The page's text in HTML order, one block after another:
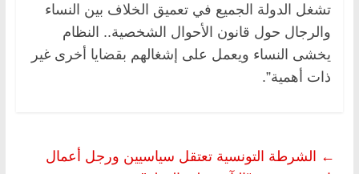
تشغل الدولة الجميع في تعميق الخلاف بين النساء
والرجال حول قانون الأحوال الشخصية.. النظام
يخشى النساء ويعمل على إشغالهم بقضايا أخرى غير
ذات أهمية”.
← الشرطة التونسية تعتقل سياسيين ورجل أعمال